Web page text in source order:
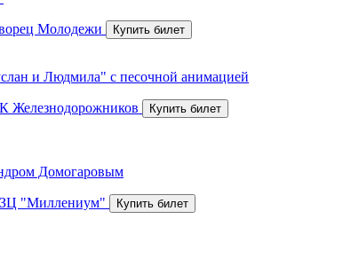
Молодежи
и Людмила" с песочной анимацией
Железнодорожников
Домогаровым
"Миллениум"